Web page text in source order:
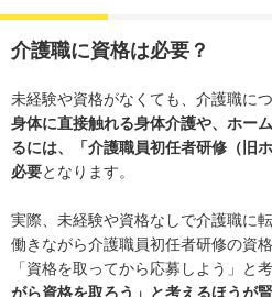
介護職に資格は必要？
未経験や資格がなくても、介護職に
身体に直接触れる身体介護や、ホー
るには、「介護職員初任者研修（旧
必要となります。
実際、未経験や資格なしで介護職に
働きながら介護職員初任者研修の資
「資格を取ってから応募しよう」と
がら資格を取ろう」と考えるほうが